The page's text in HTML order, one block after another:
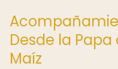
Desde la
Maíz